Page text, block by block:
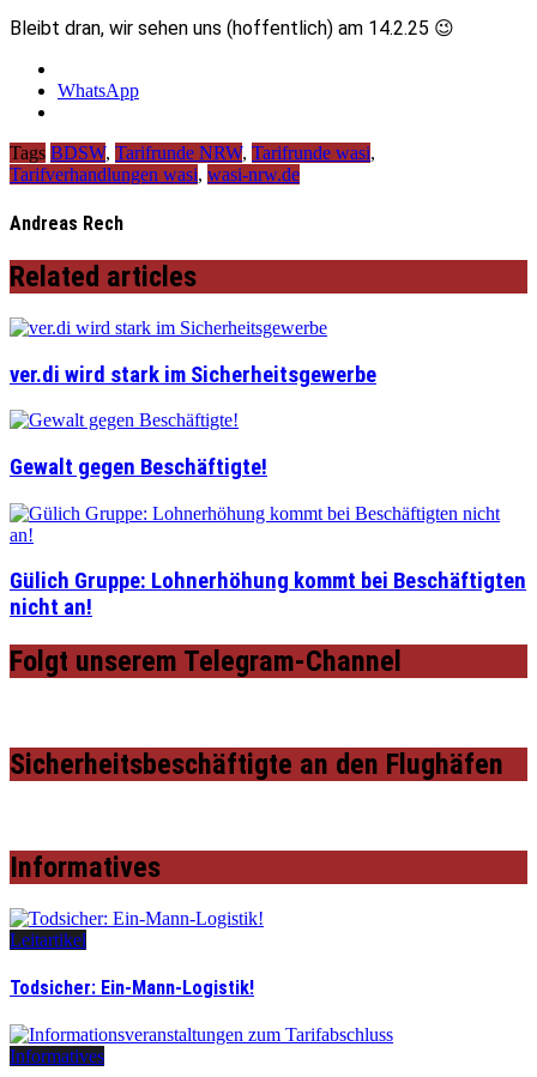
Bleibt dran, wir sehen uns (hoffentlich) am 14.2.25 😉
WhatsApp
Tags BDSW, Tarifrunde NRW, Tarifrunde wasi,
Tarifverhandlungen wasi, wasi-nrw.de
Andreas Rech
Related articles
ver.di wird stark im Sicherheitsgewerbe
Gewalt gegen Beschäftigte!
Gülich Gruppe: Lohnerhöhung kommt bei Beschäftigten
nicht an!
Folgt unserem Telegram-Channel
Sicherheitsbeschäftigte an den Flughäfen
Informatives
Leitartikel
Todsicher: Ein-Mann-Logistik!
Informatives